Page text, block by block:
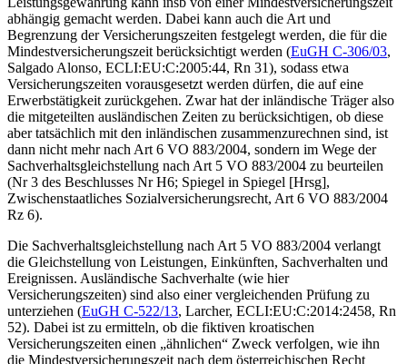
abhängig gemacht werden. Dabei kann auch die Art und
Begrenzung der Versicherungszeiten festgelegt werden, die für die
Mindestversicherungszeit berücksichtigt werden (EuGH C-306/03,
Salgado Alonso, ECLI:EU:C:2005:44, Rn 31), sodass etwa
Versicherungszeiten vorausgesetzt werden dürfen, die auf eine
Erwerbstätigkeit zurückgehen. Zwar hat der inländische Träger also
die mitgeteilten ausländischen Zeiten zu berücksichtigen, ob diese
aber tatsächlich mit den inländischen zusammenzurechnen sind, ist
dann nicht mehr nach Art 6 VO 883/2004, sondern im Wege der
Sachverhaltsgleichstellung nach Art 5 VO 883/2004 zu beurteilen
(Nr 3 des Beschlusses Nr H6; Spiegel in Spiegel [Hrsg],
Zwischenstaatliches Sozialversicherungsrecht, Art 6 VO 883/2004
Rz 6).
Die Sachverhaltsgleichstellung nach Art 5 VO 883/2004 verlangt
die Gleichstellung von Leistungen, Einkünften, Sachverhalten und
Ereignissen. Ausländische Sachverhalte (wie hier
Versicherungszeiten) sind also einer vergleichenden Prüfung zu
unterziehen (EuGH C-522/13, Larcher, ECLI:EU:C:2014:2458, Rn
52). Dabei ist zu ermitteln, ob die fiktiven kroatischen
Versicherungszeiten einen „ähnlichen“ Zweck verfolgen, wie ihn
die Mindestversicherungszeit nach dem österreichischen Recht